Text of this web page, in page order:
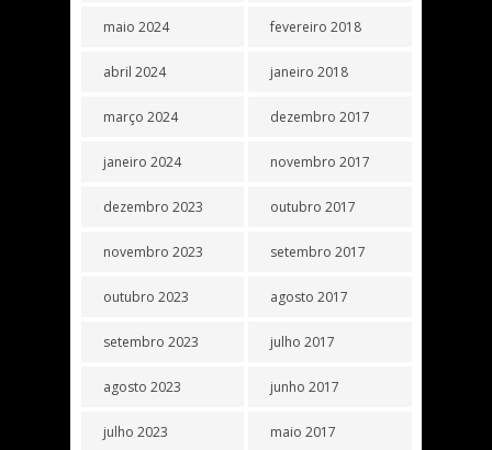
maio 2024
abril 2024
março 2024
janeiro 2024
dezembro 2023
novembro 2023
outubro 2023
setembro 2023
agosto 2023
julho 2023
fevereiro 2018
janeiro 2018
dezembro 2017
novembro 2017
outubro 2017
setembro 2017
agosto 2017
julho 2017
junho 2017
maio 2017